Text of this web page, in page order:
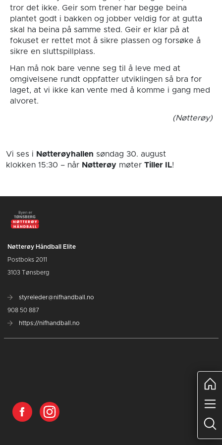
tror det ikke. Geir som trener har begge beina
plantet godt i bakken og jobber veldig for at gutta
skal ha beina på samme sted. Geir er klar på at
fokuset er rettet mot å sikre plassen og forsøke å
sikre en sluttspillplass.
Han må nok bare venne seg til å leve med at
omgivelsene rundt oppfatter utviklingen så bra for
laget, at vi ikke kan vente med å komme i gang med
alvoret.
(Nøtterøy)
Vi ses i Nøtterøyhallen søndag 30. august
klokken 15:30 – når Nøtterøy møter Tiller IL!
Nøtterøy Håndball Elite
Postboks 2011
3103 Tønsberg
styreleder@nifhandball.no
908 50 887
https://nifhandball.no